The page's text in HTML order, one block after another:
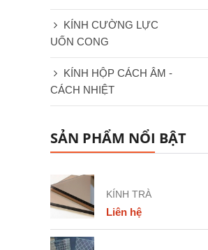
KÍNH CƯỜNG LỰC
UỐN CONG
KÍNH HỘP CÁCH ÂM -
CÁCH NHIỆT
SẢN PHẨM NỔI BẬT
KÍNH TRÀ
Liên hệ